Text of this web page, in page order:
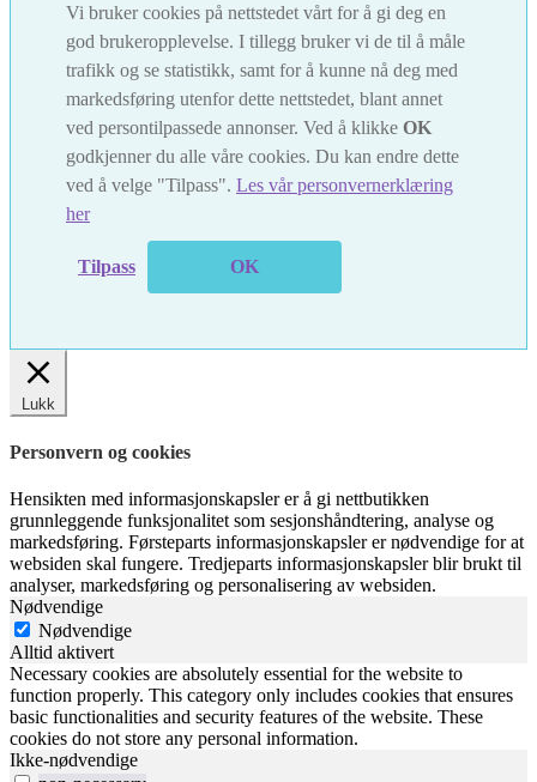
Vi bruker cookies på nettstedet vårt for å gi deg en
god brukeropplevelse. I tillegg bruker vi de til å måle
trafikk og se statistikk, samt for å kunne nå deg med
markedsføring utenfor dette nettstedet, blant annet
ved persontilpassede annonser. Ved å klikke OK
godkjenner du alle våre cookies. Du kan endre dette
ved å velge "Tilpass". Les vår personvernerklæring
her
Tilpass OK
Lukk
Personvern og cookies
Hensikten med informasjonskapsler er å gi nettbutikken
grunnleggende funksjonalitet som sesjonshåndtering, analyse og
markedsføring. Førsteparts informasjonskapsler er nødvendige for at
websiden skal fungere. Tredjeparts informasjonskapsler blir brukt til
analyser, markedsføring og personalisering av websiden.
Nødvendige
Nødvendige
Alltid aktivert
Necessary cookies are absolutely essential for the website to
function properly. This category only includes cookies that ensures
basic functionalities and security features of the website. These
cookies do not store any personal information.
Ikke-nødvendige